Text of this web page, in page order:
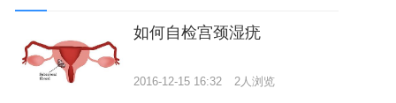
如何自检宫颈湿疣
2016-12-15 16:32 2人浏览